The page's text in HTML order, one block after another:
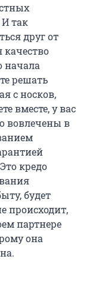
так
друг от
качество
начала
решать
с носков,
вместе, у вас
вовлечены в
кредо
будет
происходит,
партнере
она